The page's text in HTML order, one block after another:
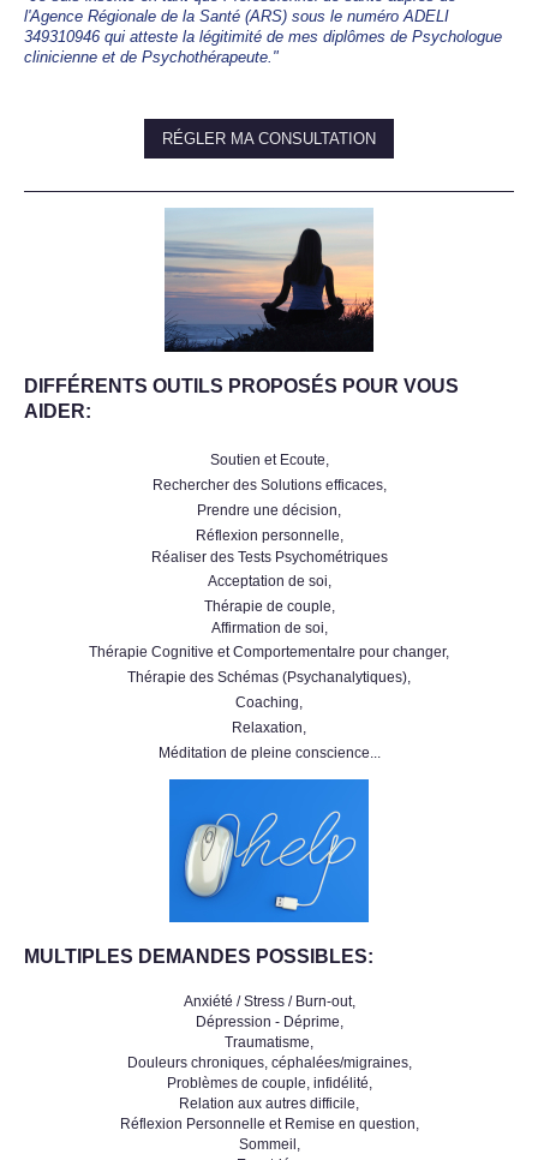
l'Agence Régionale de la Santé (ARS) sous le numéro ADELI
349310946 qui atteste la légitimité de mes diplômes de Psychologue
clinicienne et de Psychothérapeute."
RÉGLER MA CONSULTATION
DIFFÉRENTS OUTILS PROPOSÉS POUR VOUS
AIDER:
Soutien et Ecoute,
Rechercher des Solutions efficaces,
Prendre une décision,
Réflexion personnelle,
Réaliser des Tests Psychométriques
Acceptation de soi,
Thérapie de couple,
Affirmation de soi,
Thérapie Cognitive et Comportementalre pour changer,
Thérapie des Schémas (Psychanalytiques),
Coaching,
Relaxation,
Méditation de pleine conscience...
MULTIPLES DEMANDES POSSIBLES:
Anxiété / Stress / Burn-out,
Dépression - Déprime,
Traumatisme,
Douleurs chroniques, céphalées/migraines,
Problèmes de couple, infidélité,
Relation aux autres difficile,
Réflexion Personnelle et Remise en question,
Sommeil,